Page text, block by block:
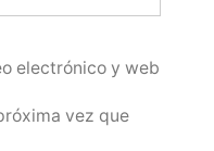
electrónico y web
vez que